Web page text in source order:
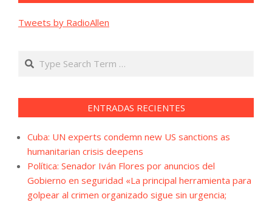
Tweets by RadioAllen
Search
ENTRADAS RECIENTES
Cuba: UN experts condemn new US sanctions as
humanitarian crisis deepens
Política: Senador Iván Flores por anuncios del
Gobierno en seguridad «La principal herramienta para
golpear al crimen organizado sigue sin urgencia;